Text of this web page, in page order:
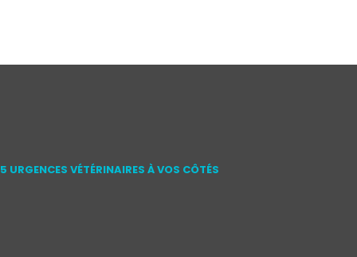
URGENCES VÉTÉRINAIRES À VOS CÔTÉS